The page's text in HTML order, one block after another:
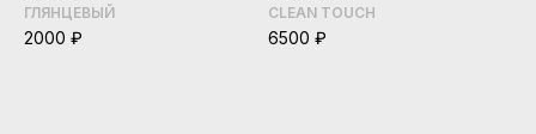
ГЛЯНЦЕВЫЙ
2000 ₽
CLEAN TOUCH
6500 ₽